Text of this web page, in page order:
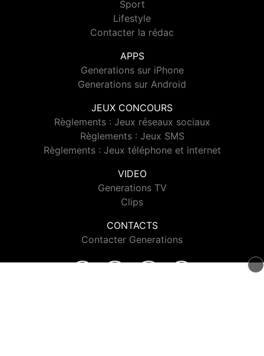
Sport
Lifestyle
Contacter la rédac
APPS
Generations sur iPhone
Generations sur Android
JEUX CONCOURS
Règlements : Jeux réseaux sociaux
Règlements : Jeux SMS
Règlements : Jeux téléphone et internet
VIDEO
Generations TV
Clips
CONTACTS
Contacter Generations